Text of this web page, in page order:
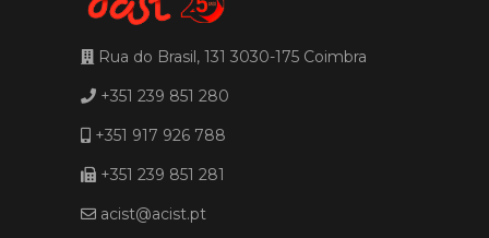
Rua do Brasil, 131 3030-175 Coimbra
+351 239 851 280
+351 917 926 788
+351 239 851 281
acist@acist.pt